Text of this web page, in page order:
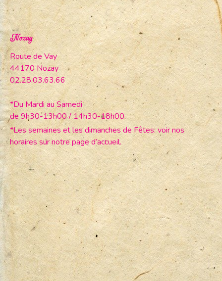
Nozay
Route de Vay
44170 Nozay
02.28.03.63.66
*Du Mardi au Samedi
de 9h30-13h00 / 14h30-18h00.
*Les semaines et les dimanches de Fêtes: voir nos
horaires sur notre page d’accueil.